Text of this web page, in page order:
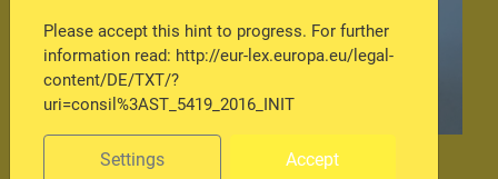
Please accept this hint to progress. For further
information read: http://eur-lex.europa.eu/legal-
content/DE/TXT/?
uri=consil%3AST_5419_2016_INIT
Settings Accept